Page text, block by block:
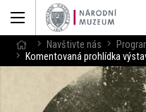
Navštivte nás
Komentovaná prohlídka